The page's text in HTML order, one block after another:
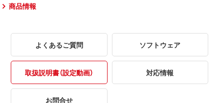
商品情報
よくあるご質問 ソフトウェア
取扱説明書（設定動画） 対応情報
お問合せ